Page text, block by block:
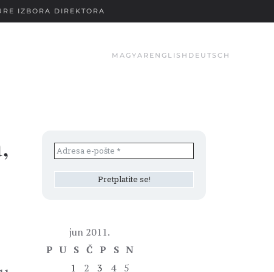
IZBORA DIREKTORA
MAGYAR ENGLISH DEUTSCH
jun 2011.
P U S Č P S N
1
2 3 4
5